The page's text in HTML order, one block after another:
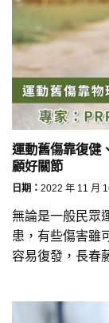
運動舊傷靠復健
顧好關節
日期： 2022 年 11 月
無論是一般民眾
患，有些傷害雖
容易復發，長春